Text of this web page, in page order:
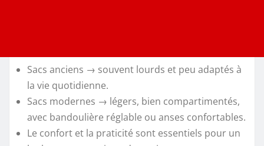
Sacs anciens → souvent lourds et peu adaptés à
la vie quotidienne.
Sacs modernes → légers, bien compartimentés,
avec bandoulière réglable ou anses confortables.
Le confort et la praticité sont essentiels pour un